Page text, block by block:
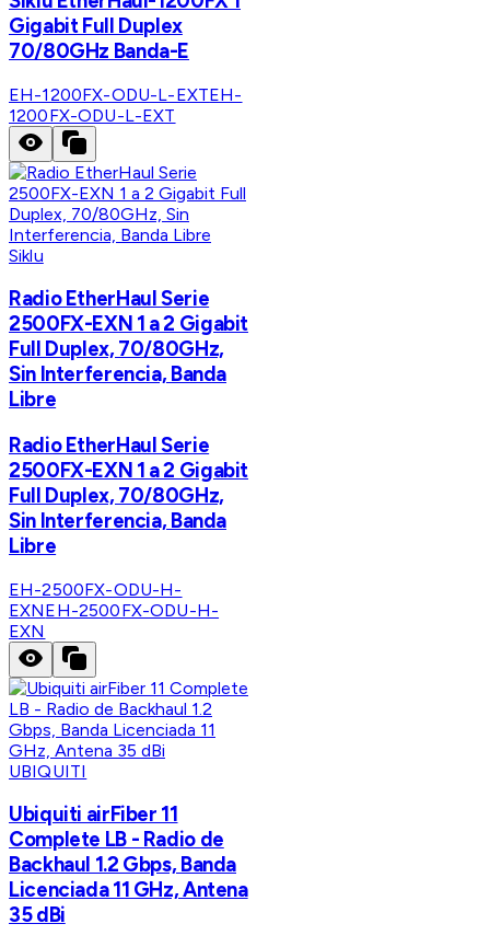
Gigabit Full Duplex
70/80GHz Banda-E
EH-1200FX-ODU-L-EXTEH-
1200FX-ODU-L-EXT
Siklu
Radio EtherHaul Serie
2500FX-EXN 1 a 2 Gigabit
Full Duplex, 70/80GHz,
Sin Interferencia, Banda
Libre
Radio EtherHaul Serie
2500FX-EXN 1 a 2 Gigabit
Full Duplex, 70/80GHz,
Sin Interferencia, Banda
Libre
EH-2500FX-ODU-H-
EXNEH-2500FX-ODU-H-
EXN
UBIQUITI
Ubiquiti airFiber 11
Complete LB - Radio de
Backhaul 1.2 Gbps, Banda
Licenciada 11 GHz, Antena
35 dBi